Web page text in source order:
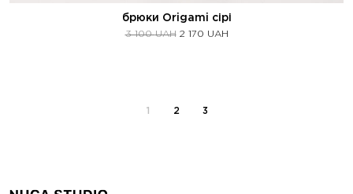
брюки Origami сірі
3 100UAH 2 170 UAH
1 2 3